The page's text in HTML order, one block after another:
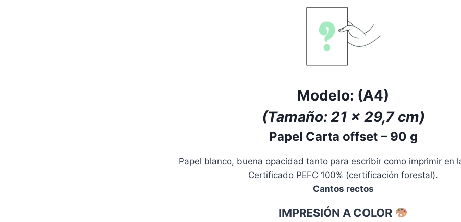
Modelo: (A4)
(Tamaño: 21 x 29,7 cm)
Papel Carta offset– 90 g
Papel blanco, buena opacidad tanto para escribir como imprimir en
Certificado PEFC 100% (certificación forestal).
Cantos rectos
IMPRESIÓN A COLOR